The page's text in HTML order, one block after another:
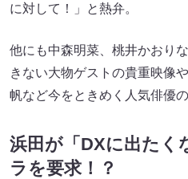
に対して！」と熱弁。
他にも中森明菜、桃井かおり
きない大物ゲストの貴重映像
帆など今をときめく人気俳優
浜田が「DXに出たく
ラを要求！？